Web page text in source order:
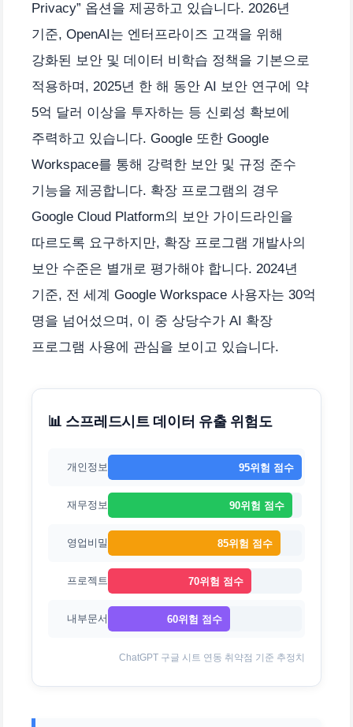
Privacy” 옵션을 제공하고 있습니다. 2026년
기준, OpenAI는 엔터프라이즈 고객을 위해
강화된 보안 및 데이터 비학습 정책을 기본으로
적용하며, 2025년 한 해 동안 AI 보안 연구에 약
5억 달러 이상을 투자하는 등 신뢰성 확보에
주력하고 있습니다. Google 또한 Google
Workspace를 통해 강력한 보안 및 규정 준수
기능을 제공합니다. 확장 프로그램의 경우
Google Cloud Platform의 보안 가이드라인을
따르도록 요구하지만, 확장 프로그램 개발사의
보안 수준은 별개로 평가해야 합니다. 2024년
기준, 전 세계 Google Workspace 사용자는 30억
명을 넘어섰으며, 이 중 상당수가 AI 확장
프로그램 사용에 관심을 보이고 있습니다.
📊 스프레드시트 데이터 유출 위험도
개인정보 95위험 점수
재무정보 90위험 점수
영업비밀 85위험 점수
프로젝트 70위험 점수
내부문서 60위험 점수
ChatGPT 구글 시트 연동 취약점 기준 추정치